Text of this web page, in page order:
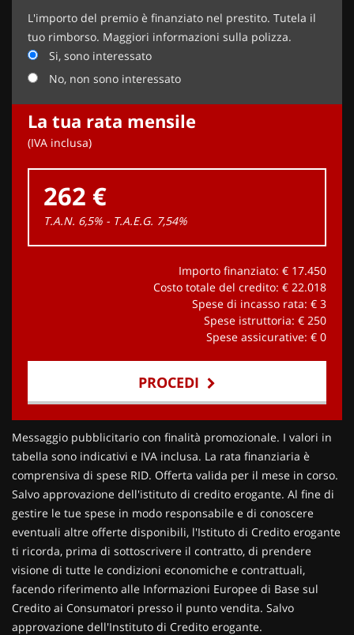
L'importo del premio è finanziato nel prestito. Tutela il
tuo rimborso. Maggiori informazioni sulla polizza.
Si, sono interessato
No, non sono interessato
La tua rata mensile
(IVA inclusa)
262 €
T.A.N. 6,5% - T.A.E.G. 7,54%
Importo finanziato: € 17.450
Costo totale del credito: € 22.018
Spese di incasso rata: € 3
Spese istruttoria: € 250
Spese assicurative: € 0
PROCEDI
Contattaci
Messaggio pubblicitario con finalità promozionale. I valori in
tabella sono indicativi e IVA inclusa. La rata finanziaria è
comprensiva di spese RID. Offerta valida per il mese in corso.
Salvo approvazione dell'istituto di credito erogante. Al fine di
gestire le tue spese in modo responsabile e di conoscere
eventuali altre offerte disponibili, l'Istituto di Credito erogante
ti ricorda, prima di sottoscrivere il contratto, di prendere
visione di tutte le condizioni economiche e contrattuali,
facendo riferimento alle Informazioni Europee di Base sul
Credito ai Consumatori presso il punto vendita. Salvo
approvazione dell'Instituto di Credito erogante.